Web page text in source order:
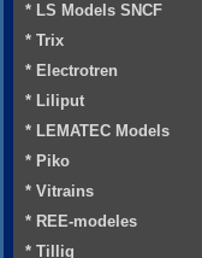
* LS Models SNCF
* Trix
* Electrotren
* Liliput
* LEMATEC Models
* Piko
* Vitrains
* REE-modeles
* Tillig